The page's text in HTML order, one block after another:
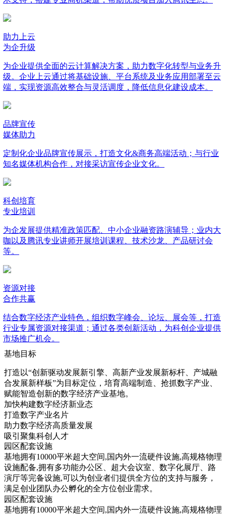
助力上云
为企升级
为企业提供全面的云计算解决方案，助力数字化转型与业务升
级。企业上云通过将基础设施、平台系统及业务应用部署至云
端，实现资源高效整合与灵活调度，降低信息化建设成本。
品牌宣传
媒体助力
定制化企业品牌宣传展示，打造文化&商务高端活动；与行业
知名媒体机构合作，对接采访宣传企业文化。
科创培育
专业培训
为企发展提供精准政策匹配、中小企业融资路演辅导；业内大
咖以及腾讯专业讲师开展培训课程、技术沙龙、产品研讨会
等。
资源对接
合作共赢
结合数字经济产业特色，组织数字峰会、论坛、展会等，打造
行业专属资源对接渠道；通过各类创新活动，为科创企业提供
市场推广机会。
基地目标
打造以“创新驱动发展新引擎、高新产业发展新标杆、产城融
合发展新样板”为目标定位，培育高端制造、抢抓数字产业、
赋能智造创新的数字经济产业基地。
加快构建数字经济新业态
打造数字产业名片
助力数字经济高质量发展
吸引聚集科创人才
园区配套设施
基地拥有10000平米超大空间,国内外一流硬件设施,高规格物理
设施配备,拥有多功能办公区、超大会议室、数字化展厅、路
演厅等完备设施,可以为创业者们提供全方位的支持与服务，
满足创业团队办公孵化的全方位创业需求。
园区配套设施
基地拥有10000平米超大空间,国内外一流硬件设施,高规格物理